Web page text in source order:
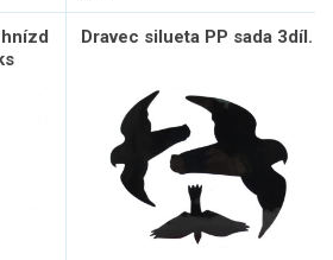
Dravec silueta PP sada 3díl.